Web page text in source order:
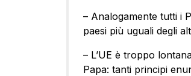
– Analogamente tutti i
paesi più uguali degli
– L’UE è troppo
Papa: tanti principi